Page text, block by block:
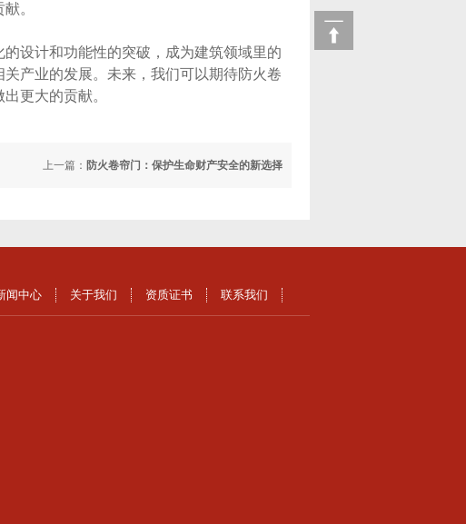
。
设计和功能性的突破，成为建筑领域里的
产业的发展。未来，我们可以期待防火卷
更大的贡献。
上一篇： 防火卷帘门：保护生命财产安全的新选择
闻中心 关于我们 资质证书 联系我们